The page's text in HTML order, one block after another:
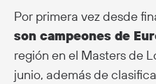
Por primera vez desde
son campeones de
región en el Masters de
junio, además de